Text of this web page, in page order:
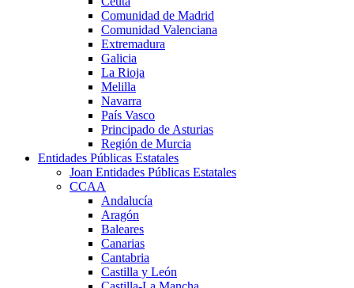
Comunidad de Madrid
Comunidad Valenciana
Extremadura
Galicia
La Rioja
Melilla
Navarra
País Vasco
Principado de Asturias
Región de Murcia
Entidades Públicas Estatales
Joan Entidades Públicas Estatales
CCAA
Andalucía
Aragón
Baleares
Canarias
Cantabria
Castilla y León